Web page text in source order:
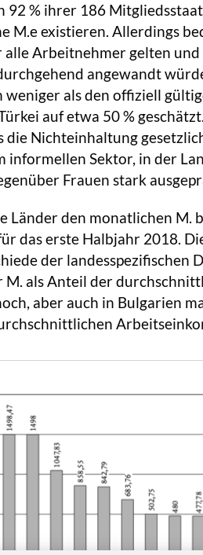
92 % ihrer 186
M.e existieren. Allerdings
alle Arbeitnehmer gelten und
angewandt
als den offiziell
auf etwa 50 %
die Nichteinhaltung
informellen Sektor, in der
Frauen stark
Länder den monatlichen M.
das erste Halbjahr 2018.
der landesspezifischen
M. als Anteil der
aber auch in Bulgarien